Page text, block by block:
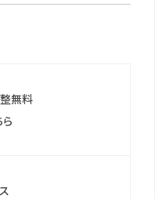
プウオッチ・タイマー・時
24時間制表示切替・操作
無料